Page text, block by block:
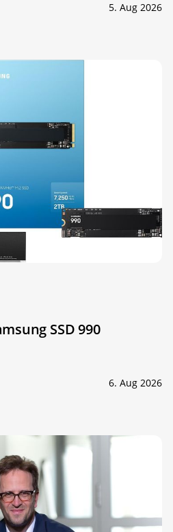
5. Aug 2026
SSD 990
6. Aug 2026